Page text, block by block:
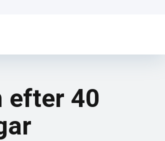
efter 40